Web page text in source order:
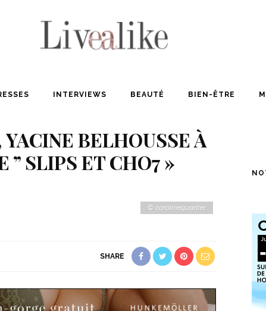
INTERVIEWS BEAUTÉ BIEN-ÊTRE
BELHOUSSE À
” SLIPS ET CHO7 »
© carolinequartier
SHARE